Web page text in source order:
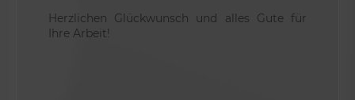
Herzlichen Glückwunsch und alles Gute für
Ihre Arbeit!